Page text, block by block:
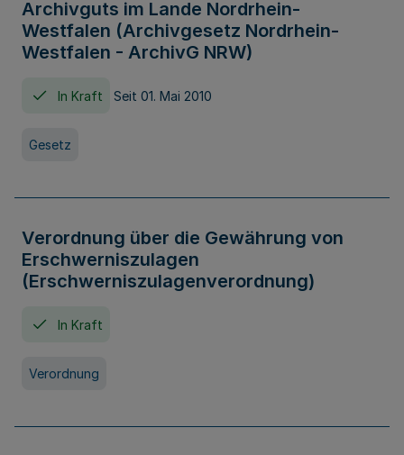
Archivguts im Lande Nordrhein-
Westfalen (Archivgesetz Nordrhein-
Westfalen - ArchivG NRW)
In Kraft Seit 01. Mai 2010
Gesetz
Verordnung über die Gewährung von
Erschwerniszulagen
(Erschwerniszulagenverordnung)
In Kraft
Verordnung